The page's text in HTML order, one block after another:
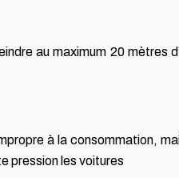
au maximum 20 mètres
à la consommation,
pression les voitures